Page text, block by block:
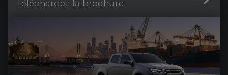
Téléchargez la brochure